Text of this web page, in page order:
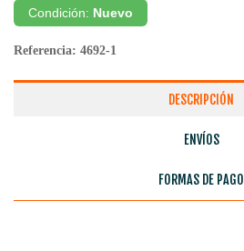
Condición: Nuevo
Referencia: 4692-1
DESCRIPCIÓN
ENVÍOS
FORMAS DE PAGO